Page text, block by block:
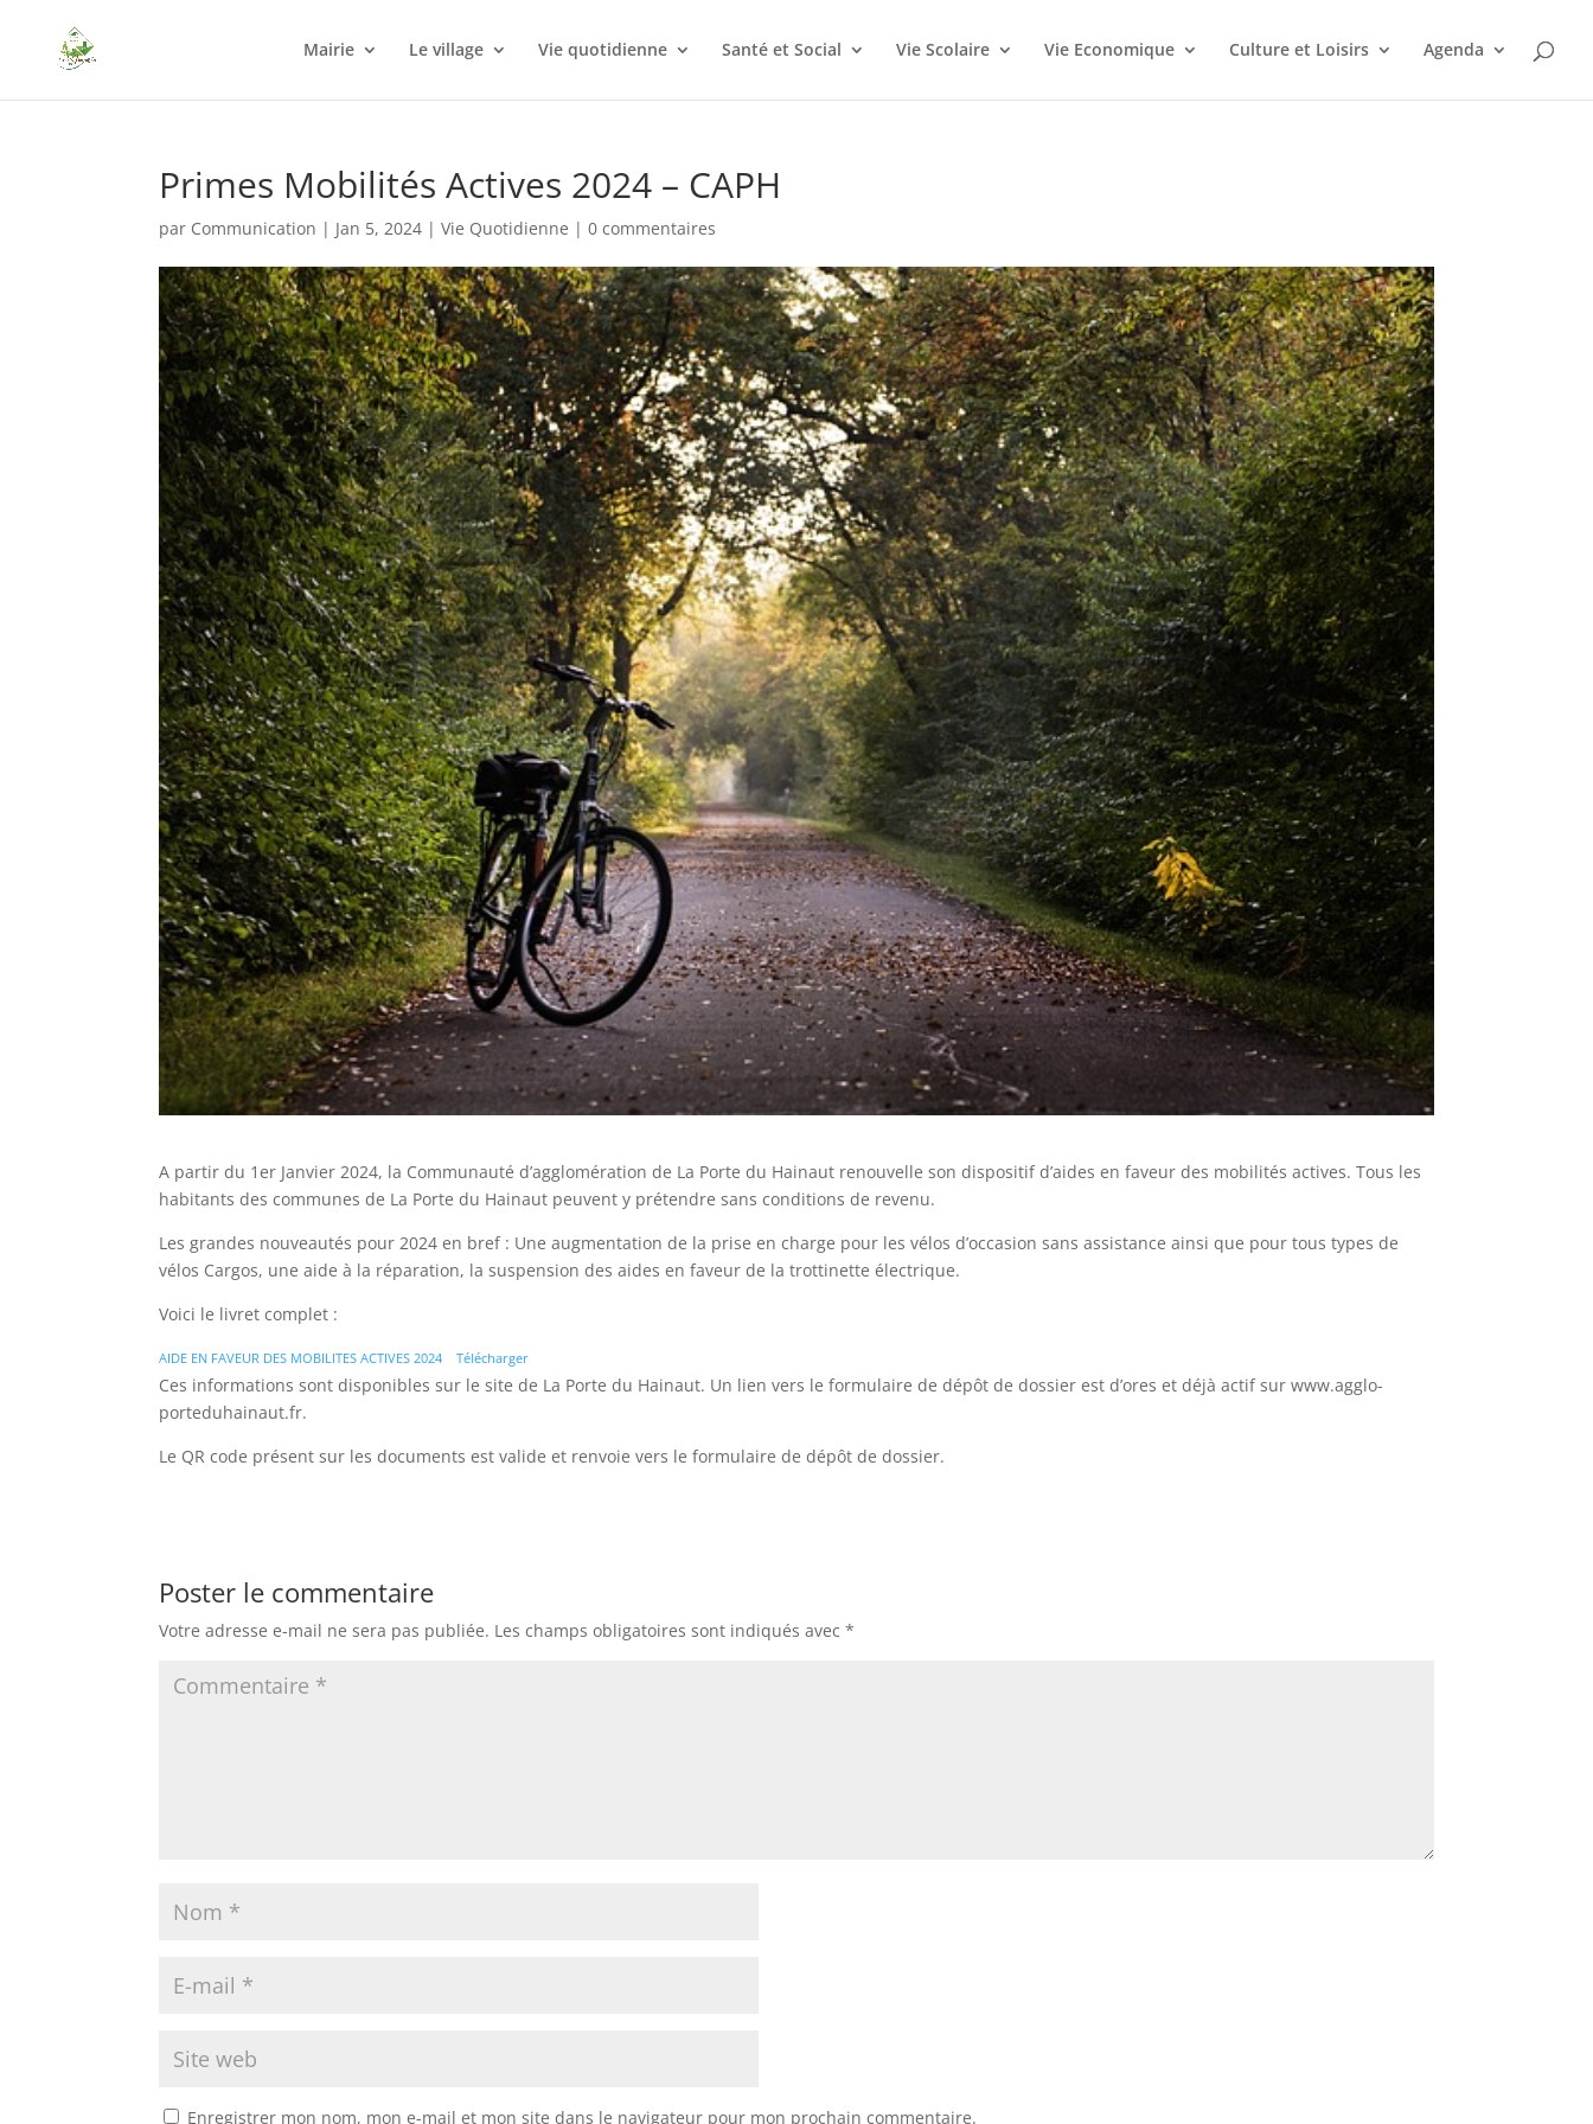
Mairie Le village Vie quotidienne Santé et Social Vie Scolaire Vie Economique Culture et Loisirs Agenda
Primes Mobilités Actives 2024 – CAPH
par Communication | Jan 5, 2024 |Vie Quotidienne |0 commentaires
A partir du 1er Janvier 2024, la Communauté d’agglomération de La Porte du Hainaut renouvelle son dispositif d’aides en faveur des mobilités actives. Tous les
habitants des communes de La Porte du Hainaut peuvent y prétendre sans conditions de revenu.
Les grandes nouveautés pour 2024 en bref : Une augmentation de la prise en charge pour les vélos d’occasion sans assistance ainsi que pour tous types de
vélos Cargos, une aide à la réparation, la suspension des aides en faveur de la trottinette électrique.
Voici le livret complet :
AIDE EN FAVEUR DES MOBILITES ACTIVES 2024 Télécharger
Ces informations sont disponibles sur le site de La Porte du Hainaut. Un lien vers le formulaire de dépôt de dossier est d’ores et déjà actif sur www.agglo-
porteduhainaut.fr.
Le QR code présent sur les documents est valide et renvoie vers le formulaire de dépôt de dossier.
Poster le commentaire
Votre adresse e-mail ne sera pas publiée. Les champs obligatoires sont indiqués avec*
Enregistrer mon nom, mon e-mail et mon site dans le navigateur pour mon prochain commentaire.